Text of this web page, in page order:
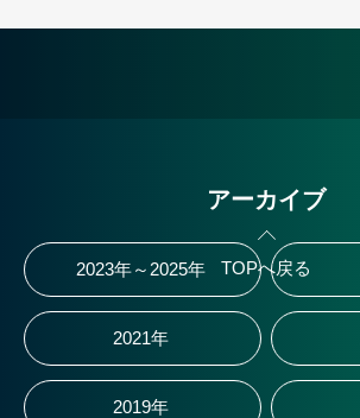
TOPへ戻る
アーカイブ
2023年～2025年
2021年
2019年